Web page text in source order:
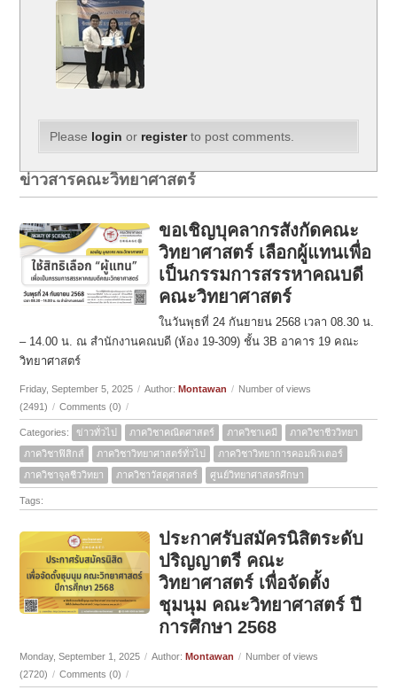
Please login or registerto post comments.
ข่าวสารคณะวิทยาศาสตร์
ขอเชิญบุคลากรสังกัดคณะ
วิทยาศาสตร์ เลือกผู้แทนเพื่อ
เป็นกรรมการสรรหาคณบดี
คณะวิทยาศาสตร์
ในวันพุธที่ 24 กันยายน 2568 เวลา 08.30 น.
– 14.00 น. ณ สำนักงานคณบดี (ห้อง 19-309) ชั้น 3B อาคาร 19 คณะ
วิทยาศาสตร์
Friday, September 5, 2025 / Author:Montawan / Number of views
(2491) / Comments (0) /
Categories: ข่าวทั่วไป ภาควิชาคณิตศาสตร์ ภาควิชาเคมี
ภาควิชาชีววิทยา
ภาควิชาฟิสิกส์
ภาควิชาวิทยาศาสตร์ทั่วไป
ภาควิชาวิทยาการคอมพิวเตอร์
ภาควิชาจุลชีววิทยา
ภาควิชาวัสดุศาสตร์ ศูนย์วิทยาศาสตรศึกษา
Tags:
ประกาศรับสมัครนิสิตระดับ
ปริญญาตรี คณะ
วิทยาศาสตร์ เพื่อจัดตั้ง
ชุมนุม คณะวิทยาศาสตร์ ปี
การศึกษา 2568
Monday, September 1, 2025 / Author:Montawan / Number of views
(2720) / Comments (0) /